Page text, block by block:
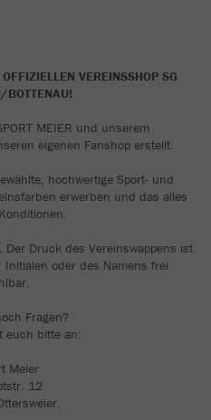
VEREINSSHOP SG
BOTTENAU!
MEIER und unserem
eigenen Fanshop erstellt.
hochwertige Sport- und
erwerben und das alles
Druck des Vereinswappens ist
oder des Namens frei
Fragen?
euch bitte an:
Meier
12